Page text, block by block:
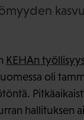
KEHAn
oli
hallituksen